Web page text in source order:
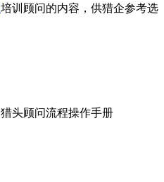
培训顾问的内容，供猎企参考选